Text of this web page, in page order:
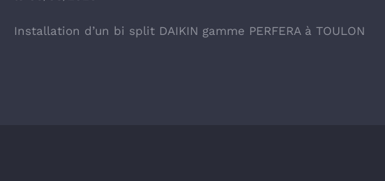
Installation d’un bi split DAIKIN gamme PERFERA à TOULON